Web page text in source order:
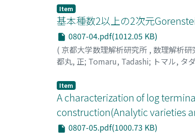
Item
基本種数2以上の2次元
0807-04.pdf(1012.05 KB)
( 京都大学数理解析研究所 , 数理解析研
都丸, 正; Tomaru, Tadashi; トマル, タ
Item
A characterization of log
construction(Analytic varieties
0807-05.pdf(1000.73 KB)